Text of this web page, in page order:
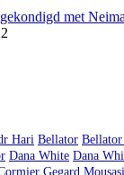
met
Hari Bellator
Dana White Dana
Gegard Mousasi